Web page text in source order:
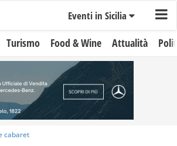
Eventi in Sicilia
Turismo Food & Wine Attualità
cabaret